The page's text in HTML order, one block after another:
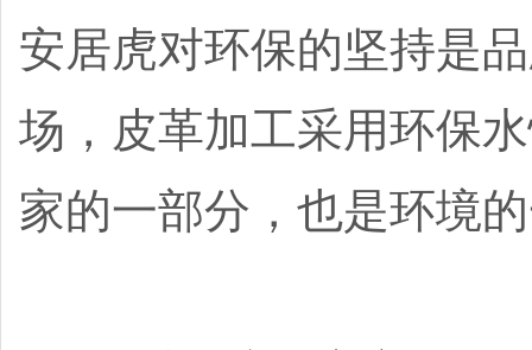
安居虎对环保的坚持是
场，皮革加工采用环保
家的一部分，也是环境